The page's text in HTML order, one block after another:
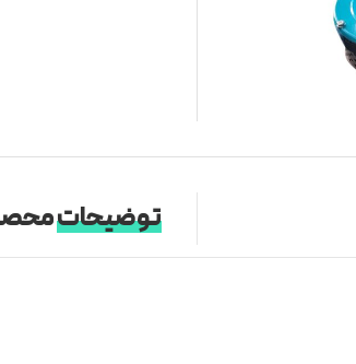
توضیحات